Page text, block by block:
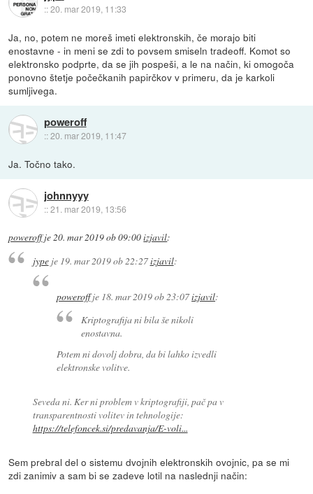
::20. mar 2019, 11:33
Ja, no, potem ne moreš imeti elektronskih, če morajo biti
enostavne - in meni se zdi to povsem smiseln tradeoff. Komot so
elektronsko podprte, da se jih pospeši, a le na način, ki omogoča
ponovno štetje počečkanih papirčkov v primeru, da je karkoli
sumljivega.
poweroff
::20. mar 2019, 11:47
Ja. Točno tako.
johnnyyy
::21. mar 2019, 13:56
poweroffje20. mar 2019 ob 09:00izjavil:
jypeje 19. mar 2019 ob 22:27izjavil:
poweroffje 18. mar 2019 ob 23:07izjavil:
Kriptografija ni bila še nikoli
enostavna.
Potem ni dovolj dobra, da bi lahko izvedli
elektronske volitve.
Seveda ni. Ker ni problem v kriptografiji, pač pa v
transparentnosti volitev in tehnologije:
https://telefoncek.si/predavanja/E-voli...
Sem prebral del o sistemu dvojnih elektronskih ovojnic, pa se mi
zdi zanimiv a sam bi se zadeve lotil na naslednji način: